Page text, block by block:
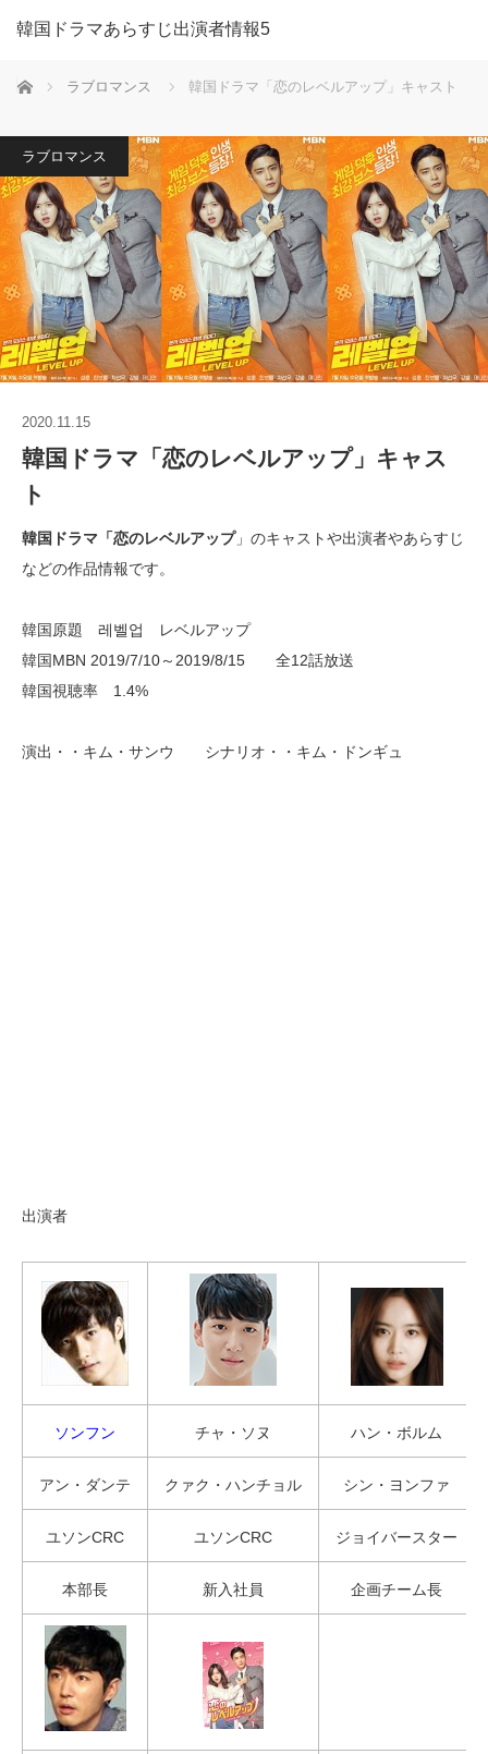
韓国ドラマあらすじ出演者情報5
ホーム ラブロマンス 韓国ドラマ「恋のレベルアップ」キャスト
ラブロマンス
2020.11.15
韓国ドラマ「恋のレベルアップ」キャス
ト
韓国ドラマ「恋のレベルアップ」のキャストや出演者やあらすじ
などの作品情報です。
韓国原題 레벨업 レベルアップ
韓国MBN 2019/7/10～2019/8/15 全12話放送
韓国視聴率 1.4%
演出・・キム・サンウ シナリオ・・キム・ドンギュ
出演者
ソンフン チャ・ソヌ ハン・ボルム
アン・ダンテ クァク・ハンチョル シン・ヨンファ
ユソンCRC ユソンCRC ジョイバースター
本部長 新入社員 企画チーム長